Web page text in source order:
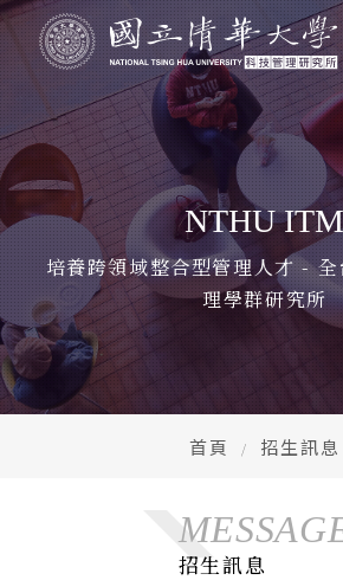
關於我們 About
課程特色 Program
招生訊息 Admission
系所成員 Faculty
學生專區 Student life
NTHU
培養跨領域整合型管理人才 -
理學群研究所
首頁 招生訊息
招生訊息